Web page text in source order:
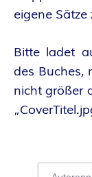
A
U
T
O
R
eigene
Bitte ladet
des Buches,
nicht größer